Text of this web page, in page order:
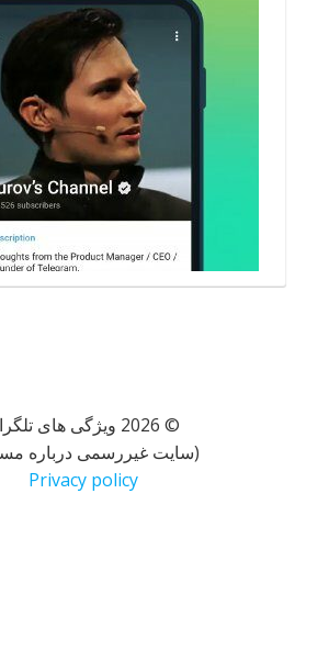
© 2026 ویژگی های تلگرام
(سایت غیررسمی درباره
Privacy policy